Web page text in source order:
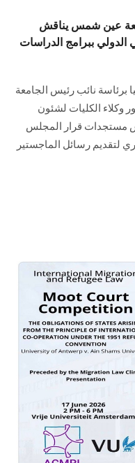
الموظفون
عين شمس يناقش
الدولي ببرامج الدراسات
برئاسة نائب رئيس الجامعة
وكلاء الكليات لشئون
مستجدات قرار المجلس
لتقديم رسائل الماجستير